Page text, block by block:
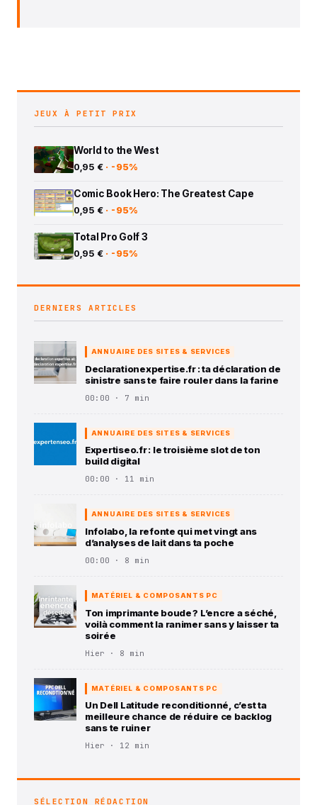
JEUX À PETIT PRIX
World to the West
0,95 € · -95%
Comic Book Hero: The Greatest Cape
0,95 € · -95%
Total Pro Golf 3
0,95 € · -95%
DERNIERS ARTICLES
ANNUAIRE DES SITES & SERVICES
Declarationexpertise.fr : ta déclaration de
sinistre sans te faire rouler dans la farine
00:00 · 7 min
ANNUAIRE DES SITES & SERVICES
Expertiseo.fr : le troisième slot de ton
build digital
00:00 · 11 min
ANNUAIRE DES SITES & SERVICES
Infolabo, la refonte qui met vingt ans
d’analyses de lait dans ta poche
00:00 · 8 min
MATÉRIEL & COMPOSANTS PC
Ton imprimante boude ? L’encre a séché,
voilà comment la ranimer sans y laisser ta
soirée
Hier · 8 min
MATÉRIEL & COMPOSANTS PC
Un Dell Latitude reconditionné, c’est ta
meilleure chance de réduire ce backlog
sans te ruiner
Hier · 12 min
SÉLECTION RÉDACTION